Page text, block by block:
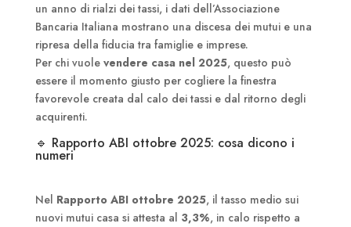
un anno di rialzi dei tassi, i dati dell’Associazione
Bancaria Italiana mostrano una discesa dei mutui e una
ripresa della fiducia tra famiglie e imprese.
Per chi vuole vendere casa nel 2025, questo può
essere il momento giusto per cogliere la finestra
favorevole creata dal calo dei tassi e dal ritorno degli
acquirenti.
🔹 Rapporto ABI ottobre 2025: cosa dicono i
numeri
Nel Rapporto ABI ottobre 2025, il tasso medio sui
nuovi mutui casa si attesta al 3,3%, in calo rispetto a